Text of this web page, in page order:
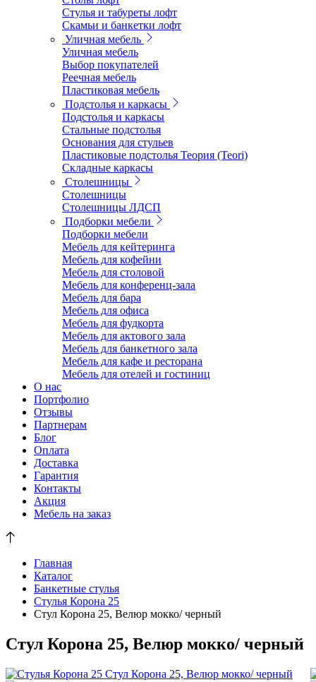
Стулья и табуреты лофт
Скамьи и банкетки лофт
Уличная мебель
Уличная мебель
Выбор покупателей
Реечная мебель
Пластиковая мебель
Подстолья и каркасы
Подстолья и каркасы
Стальные подстолья
Основания для стульев
Пластиковые подстолья Теория (Teori)
Складные каркасы
Столешницы
Столешницы
Столешницы ЛДСП
Подборки мебели
Подборки мебели
Мебель для кейтеринга
Мебель для кофейни
Мебель для столовой
Мебель для конференц-зала
Мебель для бара
Мебель для офиса
Мебель для фудкорта
Мебель для актового зала
Мебель для банкетного зала
Мебель для кафе и ресторана
Мебель для отелей и гостиниц
О нас
Портфолио
Отзывы
Партнерам
Блог
Оплата
Доставка
Гарантия
Контакты
Акция
Мебель на заказ
Главная
Каталог
Банкетные стулья
Стулья Корона 25
Стул Корона 25, Велюр мокко/ черный
Стул Корона 25, Велюр мокко/ черный